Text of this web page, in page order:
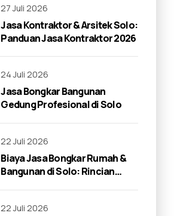
27 Juli 2026
Jasa Kontraktor & Arsitek Solo:
Panduan Jasa Kontraktor 2026
24 Juli 2026
Jasa Bongkar Bangunan
Gedung Profesional di Solo
22 Juli 2026
Biaya Jasa Bongkar Rumah &
Bangunan di Solo: Rincian
22 Juli 2026